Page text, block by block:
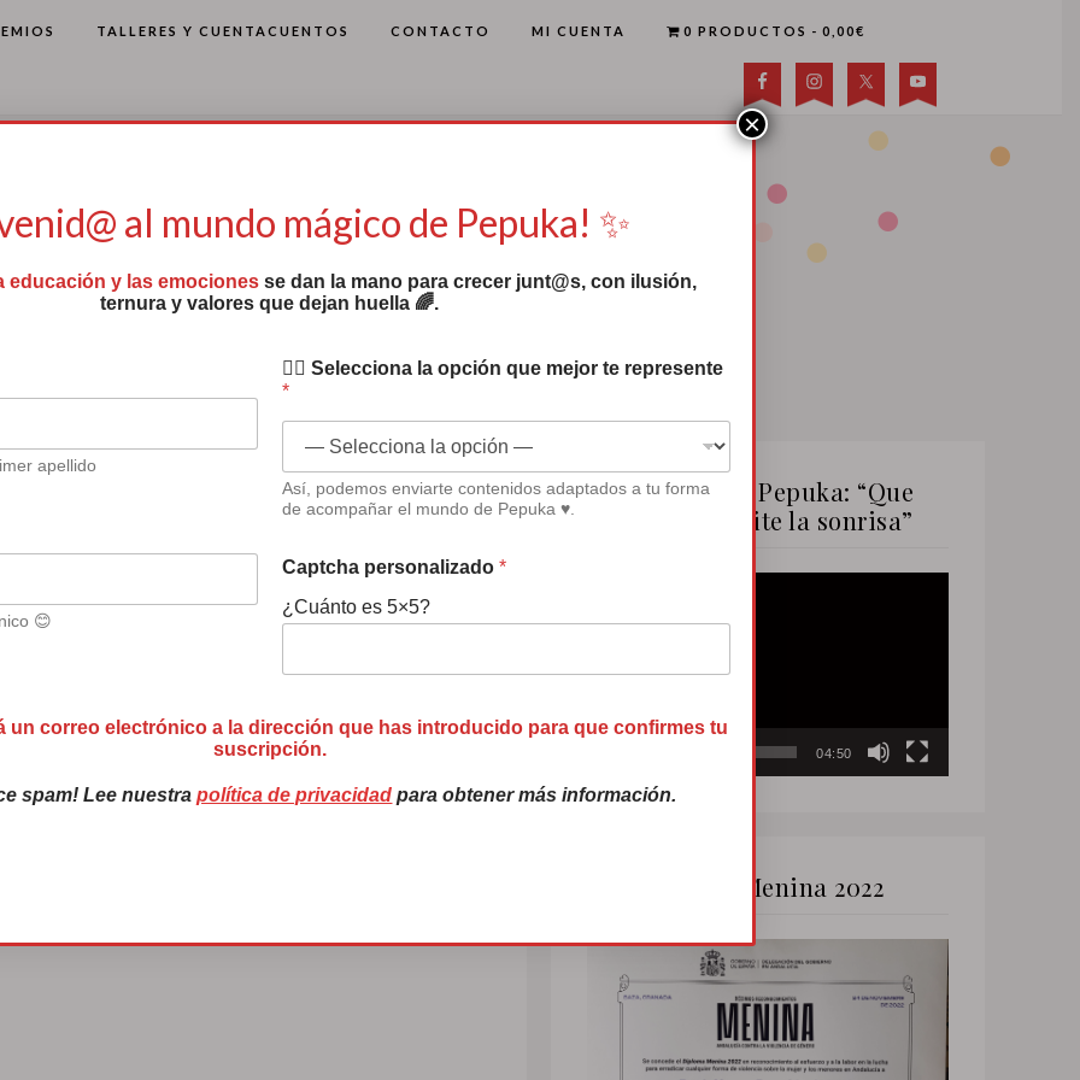
TALLERES Y CUENTACUENTOS CONTACTO MI CUENTA 0 PRODUCTOS 0,00€
llevó la
Ordenar
media Ordenar por
Ordenar por
que se llevó su sonrisa 16,90€ Añadir al
su sonrisa (Euskera, tapa ...
Canción de Pepuka: “Que
nadie te quite la sonrisa”
de
04:50
Premio Menina 2022
al mundo mágico de Pepuka! ✨
educación y las emociones se dan la mano para crecer junt@s, con ilusión,
ternura y valores que dejan huella 🌈.
apellido
😊
✍🏻 Selecciona la opción que mejor te represente
*
Así, podemos enviarte contenidos adaptados a tu forma
de acompañar el mundo de Pepuka ♥.
Captcha personalizado*
¿Cuánto es 5×5?
un correo electrónico a la dirección que has introducido para que confirmes tu
suscripción.
spam! Lee nuestrapolítica de privacidad para obtener más información.
×